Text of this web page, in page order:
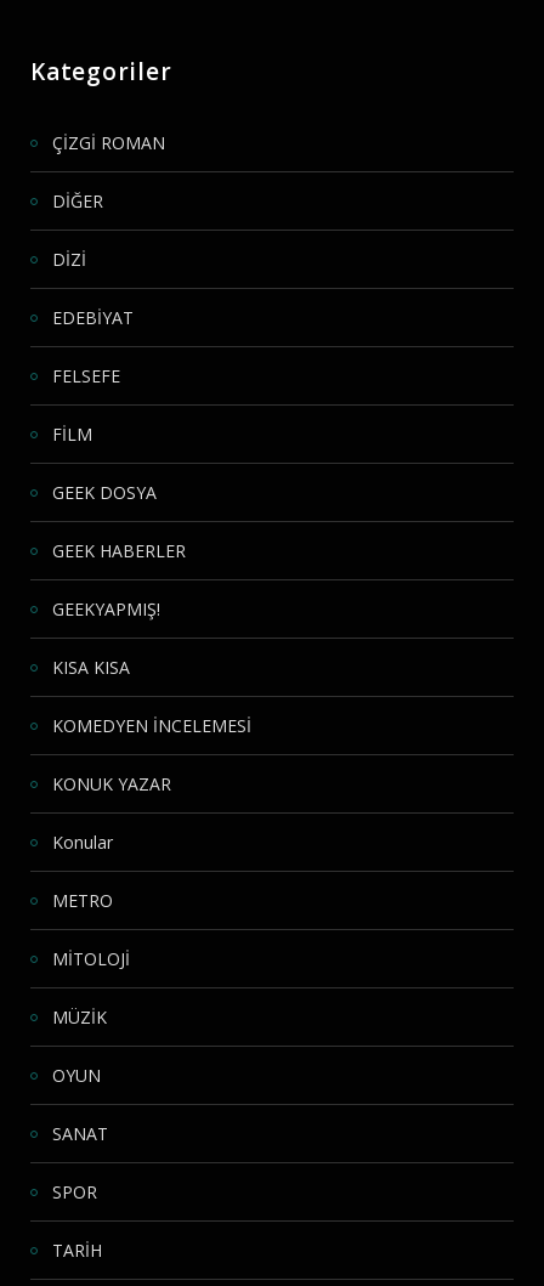
Kategoriler
ÇİZGİ ROMAN
DİĞER
DİZİ
EDEBİYAT
FELSEFE
FİLM
GEEK DOSYA
GEEK HABERLER
GEEKYAPMIŞ!
KISA KISA
KOMEDYEN İNCELEMESİ
KONUK YAZAR
Konular
METRO
MİTOLOJİ
MÜZİK
OYUN
SANAT
SPOR
TARİH